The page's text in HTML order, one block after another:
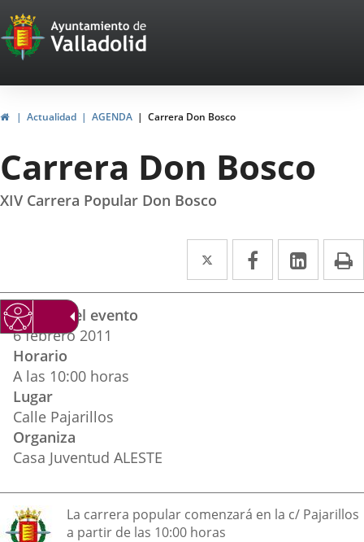
Portal
Web
del
Ayuntamiento
de
Valladolid
HomeActualidad AGENDA Carrera Don Bosco
Carrera Don Bosco
XIV Carrera Popular Don Bosco
Twitter
Enlace
a
Facebook
Enlace
a
Enlace
a
Datos
del
evento
Fechas del evento
6 febrero 2011
Horario
A las 10:00 horas
Lugar
Calle Pajarillos
Organiza
Casa Juventud ALESTE
DescripciónLa carrera popular comenzará en la c/ Pajarillos
a partir de las 10:00 horas